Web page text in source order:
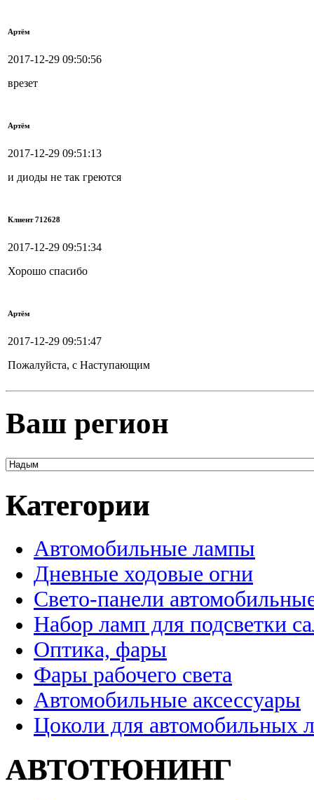
Артём
2017-12-29 09:50:56
врезет
Артём
2017-12-29 09:51:13
и диоды не так греются
Клиент 712628
2017-12-29 09:51:34
Хорошо спасибо
Артём
2017-12-29 09:51:47
Пожалуйста, с Наступающим
Ваш регион
Категории
Автомобильные лампы
Дневные ходовые огни
Свето-панели
Набор ламп для подсветки
Оптика, фары
Фары рабочего света
Автомобильные аксессуары
Цоколи для автомобильных
АВТОТЮНИНГ